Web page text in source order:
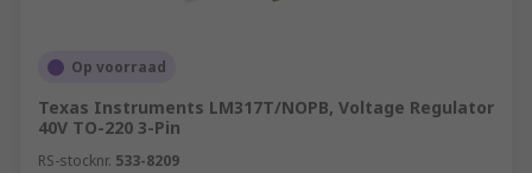
Op voorraad
Texas Instruments LM317T/NOPB, Voltage Regulator
40V TO-220 3-Pin
RS-stocknr. 533-8209